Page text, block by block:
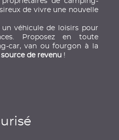
de vivre une nouvelle
véhicule de loisirs pour
Proposez en toute
car, van ou fourgon à la
de revenu !